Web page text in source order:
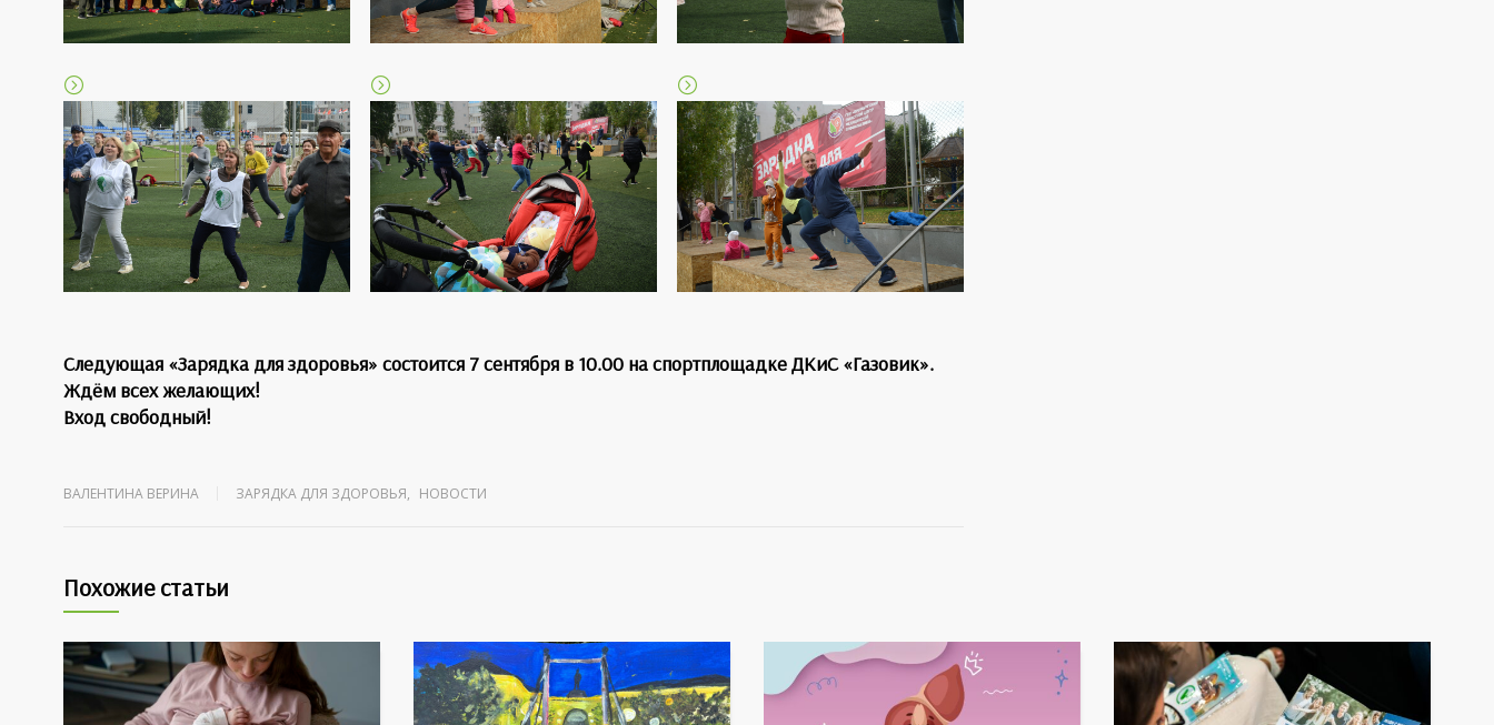
Следующая «Зарядка для здоровья» состоится 7 сентября в 10.00 на спортплощадке ДКиС «Газовик».
Ждём всех желающих!
Вход свободный!
ВАЛЕНТИНА ВЕРИНА ЗАРЯДКА ДЛЯ ЗДОРОВЬЯ, НОВОСТИ
Похожие статьи